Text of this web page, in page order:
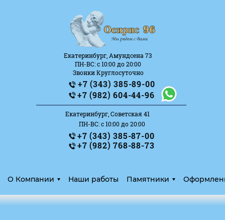
+7 (982) 604-44-96
+7 (343) 385-87-00
Екатеринбург, Амундсена 73
Екатеринбург, Советская 41
ПН-ВС: с 10:00 до 20:00
Звонки Круглосуточно
ПН-ВС: с 10:00 до 20:00
_______________________
+7 (982) 768-88-73
+7 (343) 385-89-00
О Компании Наши работы Памятники